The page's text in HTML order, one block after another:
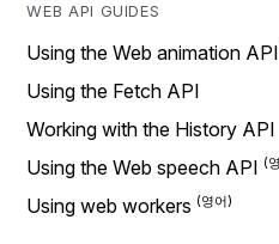
WEB API GUIDES
Using the Web animation API
Using the Fetch API
Working with the History API
Using the Web speech API
Using web workers